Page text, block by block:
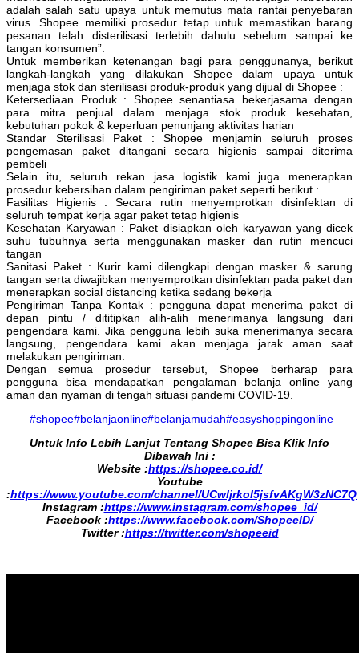
adalah salah satu upaya untuk memutus mata rantai penyebaran
virus. Shopee memiliki prosedur tetap untuk memastikan barang
pesanan telah disterilisasi terlebih dahulu sebelum sampai ke
tangan konsumen”.
Untuk memberikan ketenangan bagi para penggunanya, berikut
langkah-langkah yang dilakukan Shopee dalam upaya untuk
menjaga stok dan sterilisasi produk-produk yang dijual di Shopee :
Ketersediaan Produk : Shopee senantiasa bekerjasama dengan
para mitra penjual dalam menjaga stok produk kesehatan,
kebutuhan pokok & keperluan penunjang aktivitas harian
Standar Sterilisasi Paket : Shopee menjamin seluruh proses
pengemasan paket ditangani secara higienis sampai diterima
pembeli
Selain itu, seluruh rekan jasa logistik kami juga menerapkan
prosedur kebersihan dalam pengiriman paket seperti berikut :
Fasilitas Higienis : Secara rutin menyemprotkan disinfektan di
seluruh tempat kerja agar paket tetap higienis
Kesehatan Karyawan : Paket disiapkan oleh karyawan yang dicek
suhu tubuhnya serta menggunakan masker dan rutin mencuci
tangan
Sanitasi Paket : Kurir kami dilengkapi dengan masker & sarung
tangan serta diwajibkan menyemprotkan disinfektan pada paket dan
menerapkan social distancing ketika sedang bekerja
Pengiriman Tanpa Kontak : pengguna dapat menerima paket di
depan pintu / dititipkan alih-alih menerimanya langsung dari
pengendara kami. Jika pengguna lebih suka menerimanya secara
langsung, pengendara kami akan menjaga jarak aman saat
melakukan pengiriman.
Dengan semua prosedur tersebut, Shopee berharap para
pengguna bisa mendapatkan pengalaman belanja online yang
aman dan nyaman di tengah situasi pandemi COVID-19.
#shopee#belanjaonline#belanjamudah#easyshoppingonline
Untuk Info Lebih Lanjut Tentang Shopee Bisa Klik Info
Dibawah Ini :
Website :https://shopee.co.id/
Youtube
:https://www.youtube.com/channel/UCwljrkoI5jsfvAKgW3zNC7Q
Instagram :https://www.instagram.com/shopee_id/
Facebook :https://www.facebook.com/ShopeeID/
Twitter :https://twitter.com/shopeeid